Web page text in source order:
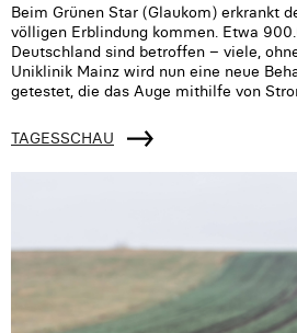
Beim Grünen Star (Glaukom) erkrankt
völligen Erblindung kommen. Etwa
Deutschland sind betroffen – viele,
Uniklinik Mainz wird nun eine neue
getestet, die das Auge mithilfe von
TAGESSCHAU